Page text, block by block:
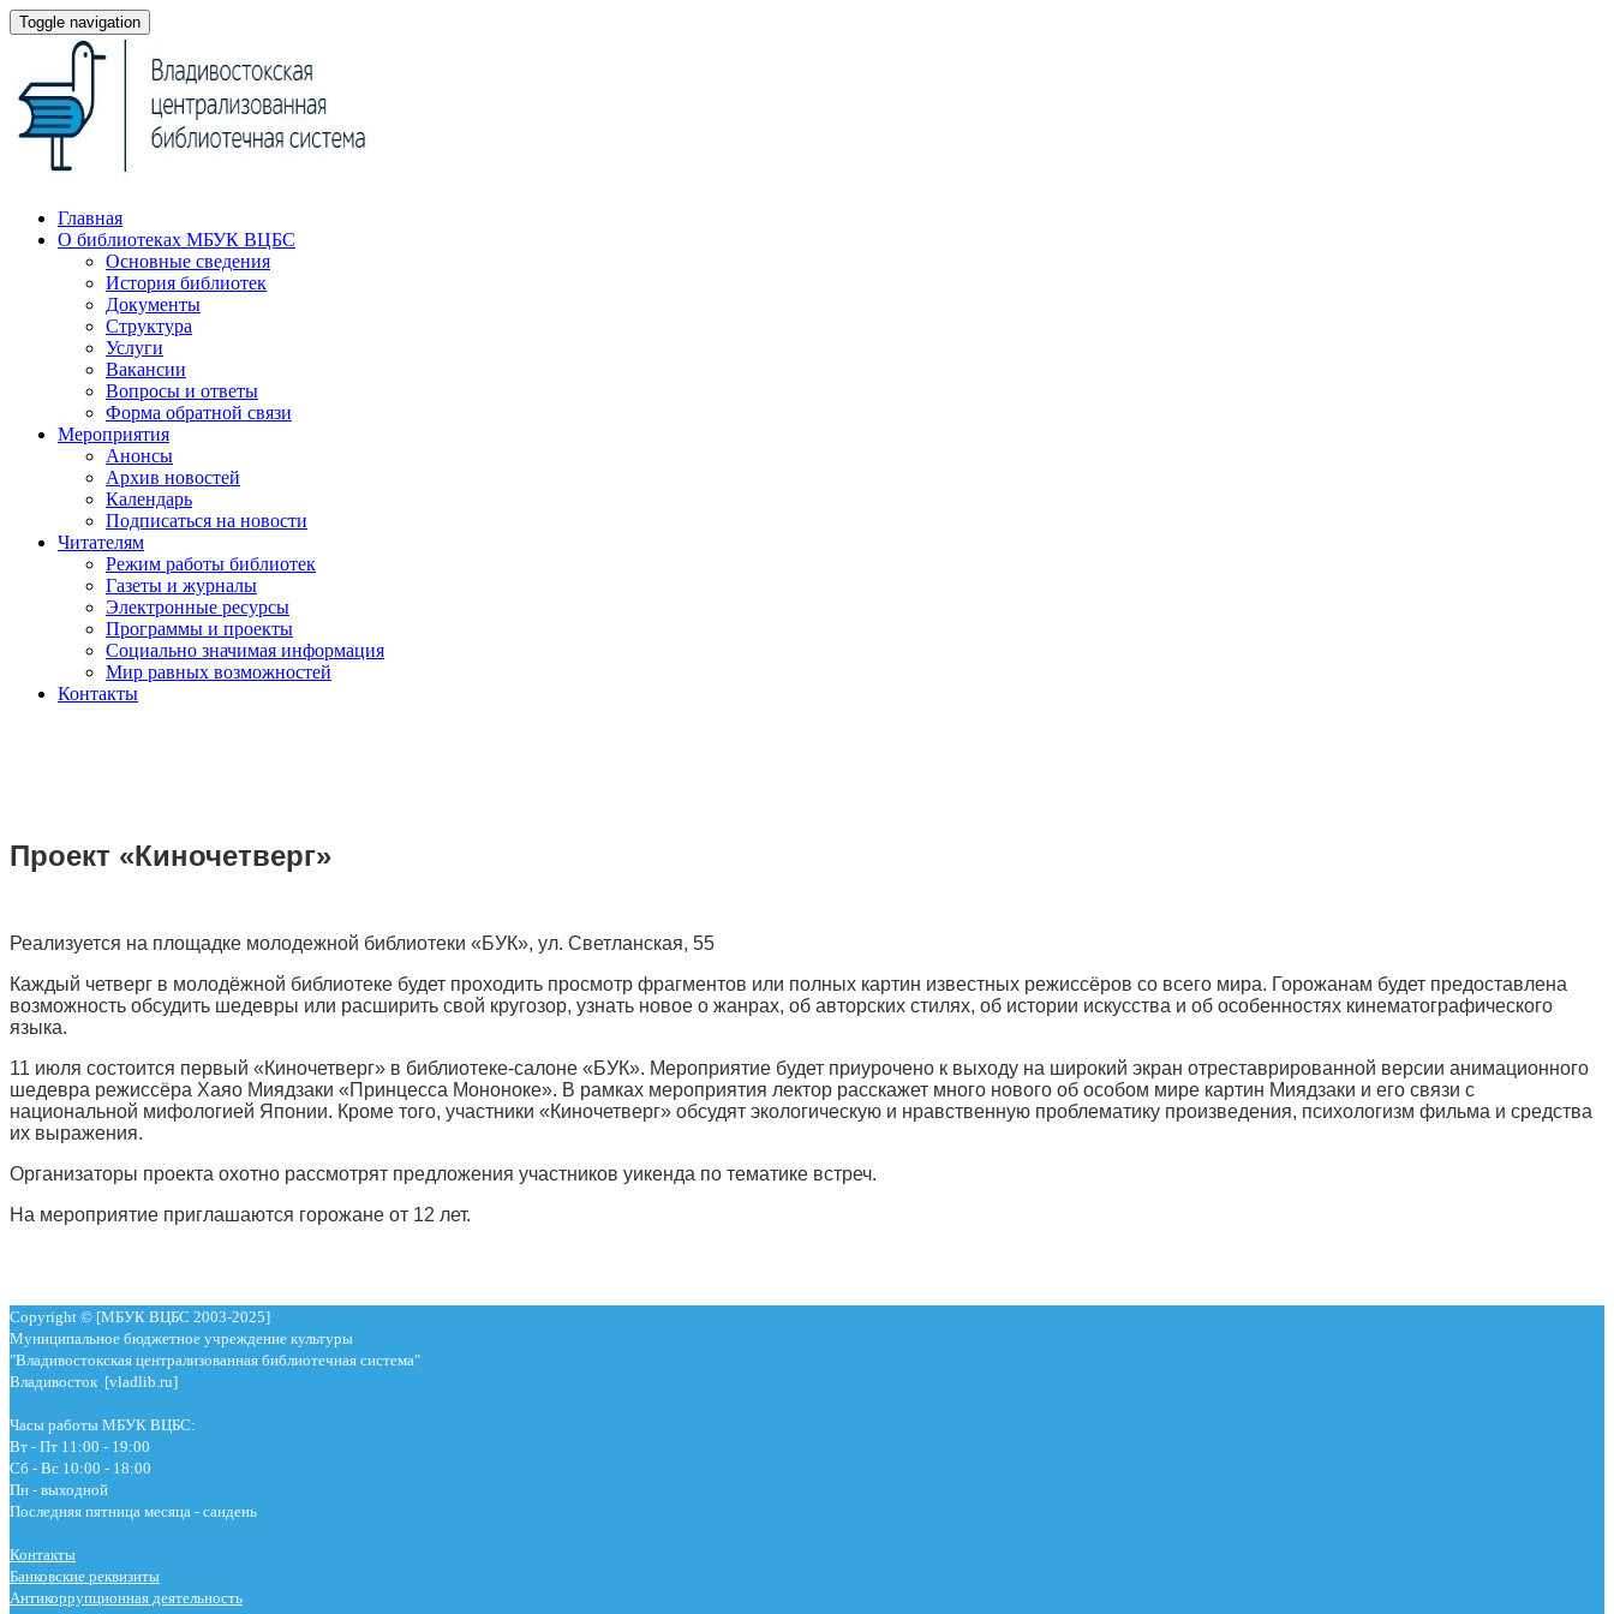
Toggle navigation
Главная
О библиотеках МБУК ВЦБС
Основные сведения
История библиотек
Документы
Структура
Услуги
Вакансии
Вопросы и ответы
Форма обратной связи
Мероприятия
Анонсы
Архив новостей
Календарь
Подписаться на новости
Читателям
Режим работы библиотек
Газеты и журналы
Электронные ресурсы
Программы и проекты
Социально значимая информация
Мир равных возможностей
Контакты
Проект «Киночетверг»
Реализуется на площадке молодежной библиотеки «БУК», ул. Светланская, 55
Каждый четверг в молодёжной библиотеке будет проходить просмотр фрагментов или полных картин известных режиссёров со всего мира. Горожанам будет предоставлена
возможность обсудить шедевры или расширить свой кругозор, узнать новое о жанрах, об авторских стилях, об истории искусства и об особенностях кинематографического
языка.
11 июля состоится первый «Киночетверг» в библиотеке-салоне «БУК». Мероприятие будет приурочено к выходу на широкий экран отреставрированной версии анимационного
шедевра режиссёра Хаяо Миядзаки «Принцесса Мононоке». В рамках мероприятия лектор расскажет много нового об особом мире картин Миядзаки и его связи с
национальной мифологией Японии. Кроме того, участники «Киночетверг» обсудят экологическую и нравственную проблематику произведения, психологизм фильма и средства
их выражения.
Организаторы проекта охотно рассмотрят предложения участников уикенда по тематике встреч.
На мероприятие приглашаются горожане от 12 лет.
Copyright © [МБУК ВЦБС 2003-2025]
Муниципальное бюджетное учреждение культуры
"Владивостокская централизованная библиотечная система"
Владивосток [vladlib.ru]
Часы работы МБУК ВЦБС:
Вт - Пт 11:00 - 19:00
Сб - Вс 10:00 - 18:00
Пн - выходной
Последняя пятница месяца - сандень
Контакты
Банковские реквизиты
Антикоррупционная деятельность